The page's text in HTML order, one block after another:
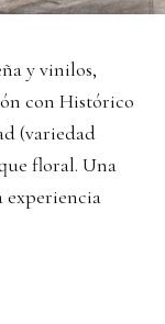
y vinilos,
con Histórico
(variedad
floral. Una
experiencia